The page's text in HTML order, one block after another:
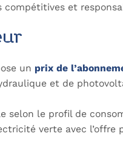
et
un prix de
et de
selon le profil de
verte avec